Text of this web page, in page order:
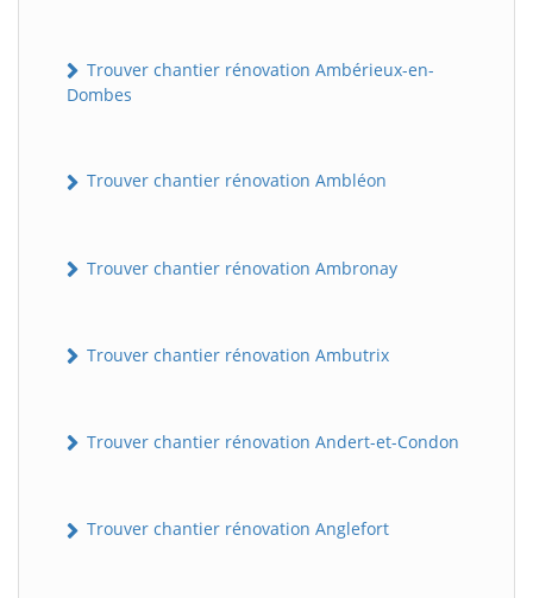
Trouver chantier rénovation Ambérieux-en-
Dombes
Trouver chantier rénovation Ambléon
Trouver chantier rénovation Ambronay
Trouver chantier rénovation Ambutrix
Trouver chantier rénovation Andert-et-Condon
Trouver chantier rénovation Anglefort